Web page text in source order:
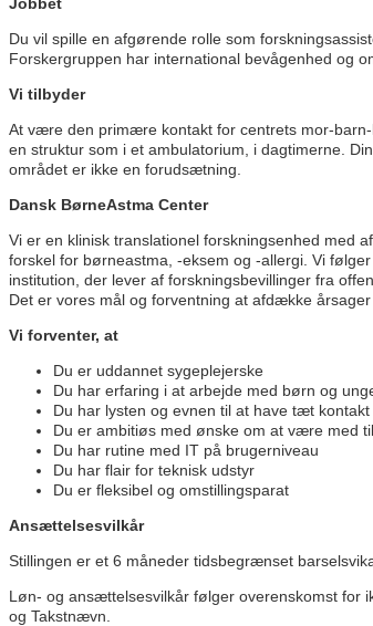
Du vil spille en afgørende rolle som
Forskergruppen har international bevågenhed og
Vi tilbyder
At være den primære kontakt for centrets mor-
en struktur som i et ambulatorium, i dagtimerne.
området er ikke en forudsætning.
Dansk BørneAstma Center
Vi er en klinisk translationel forskningsenhed med
forskel for børneastma, -eksem og -allergi. Vi
institution, der lever af forskningsbevillinger fra
Det er vores mål og forventning at afdække
Vi forventer, at
Du er uddannet sygeplejerske
Du har erfaring i at arbejde med børn og
Du har lysten og evnen til at have tæt
Du er ambitiøs med ønske om at være med
Du har rutine med IT på brugerniveau
Du har flair for teknisk udstyr
Du er fleksibel og omstillingsparat
Ansættelsesvilkår
Stillingen er et 6 måneder tidsbegrænset
Løn- og ansættelsesvilkår følger overenskomst for
og Takstnævn.